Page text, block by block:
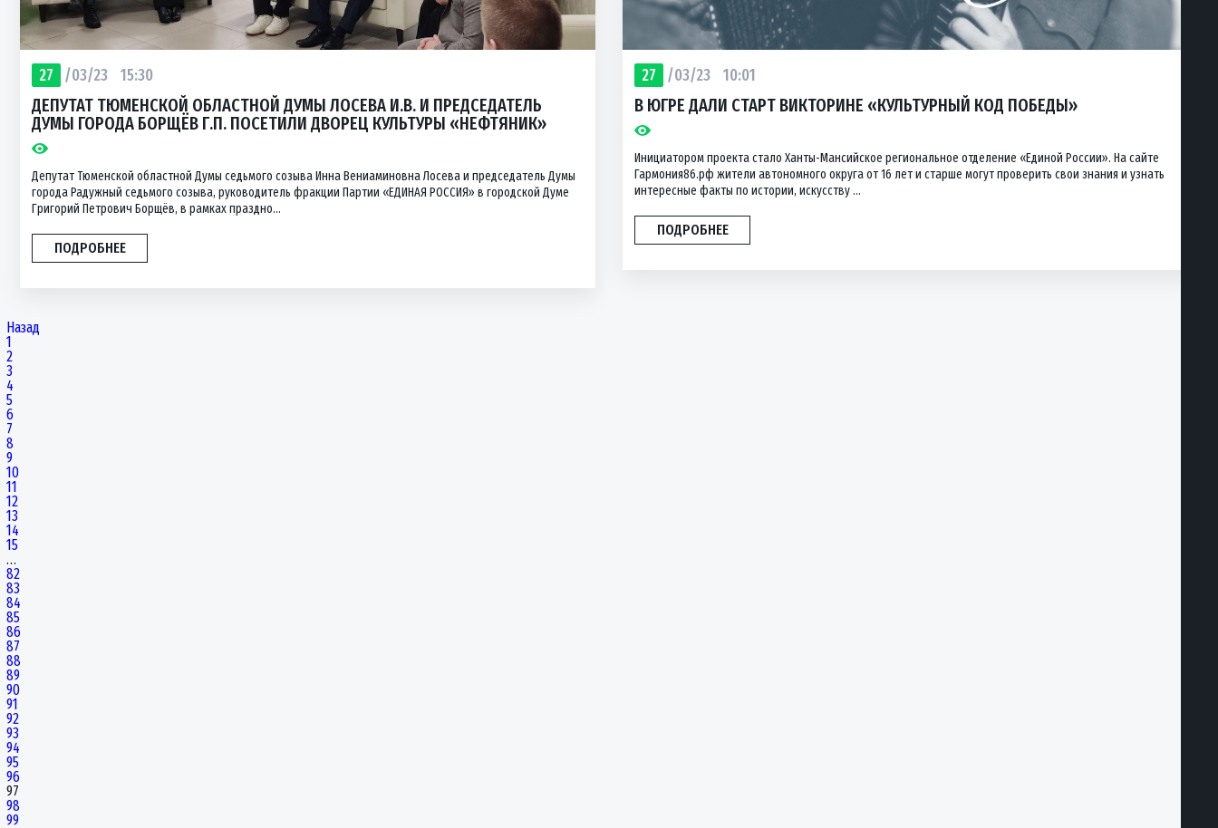
27 /03/23 15:30
ДЕПУТАТ ТЮМЕНСКОЙ ОБЛАСТНОЙ ДУМЫ ЛОСЕВА И.В. И ПРЕДСЕДАТЕЛЬ
ДУМЫ ГОРОДА БОРЩЁВ Г.П. ПОСЕТИЛИ ДВОРЕЦ КУЛЬТУРЫ «НЕФТЯНИК»
Депутат Тюменской областной Думы седьмого созыва Инна Вениаминовна Лосева и председатель Думы
города Радужный седьмого созыва, руководитель фракции Партии «ЕДИНАЯ РОССИЯ» в городской Думе
Григорий Петрович Борщёв, в рамках праздно...
ПОДРОБНЕЕ
27 /03/23 10:01
В ЮГРЕ ДАЛИ СТАРТ ВИКТОРИНЕ «КУЛЬТУРНЫЙ КОД ПОБЕДЫ»
Инициатором проекта стало Ханты-Мансийское региональное отделение «Единой России». На сайте
Гармония86.рф жители автономного округа от 16 лет и старше могут проверить свои знания и узнать
интересные факты по истории, искусству ...
ПОДРОБНЕЕ
Назад
1
2
3
4
5
6
7
8
9
10
11
12
13
14
15
…
82
83
84
85
86
87
88
89
90
91
92
93
94
95
96
97
98
99